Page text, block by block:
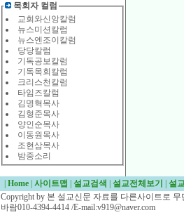
목회자 컬럼
교회와신앙칼럼
뉴스미션칼럼
뉴스엔조이칼럼
당당칼럼
기독공보칼럼
기독목회칼럼
크리스천칼럼
타임즈칼럼
김명혁목사
김형준목사
양인순목사
이동원목사
조현삼목사
밤중소리
Home 사이트맵 설교검색 설교전체보기 설
Copyright by 본 설교신문 자료를 다른사이트로
바람010-4394-4414 /E-mail:v919@naver.com